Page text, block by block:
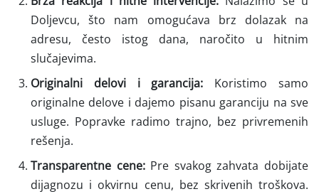
Doljevcu, što nam omogućava brz dolazak na
adresu, često istog dana, naročito u hitnim
slučajevima.
Originalni delovi i garancija: Koristimo samo
originalne delove i dajemo pisanu garanciju na sve
usluge. Popravke radimo trajno, bez privremenih
rešenja.
Transparentne cene:Pre svakog zahvata dobijate
dijagnozu i okvirnu cenu, bez skrivenih troškova.